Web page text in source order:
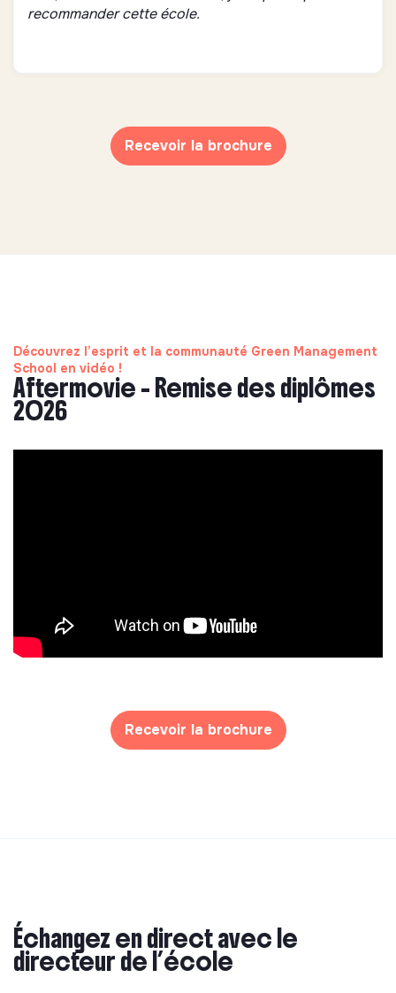
recommander cette école.
Recevoir la brochure
Découvrez l’esprit et la communauté Green Management
School en vidéo !
Aftermovie - Remise des diplômes
2026
Recevoir la brochure
Échangez en direct avec le
directeur de l’école